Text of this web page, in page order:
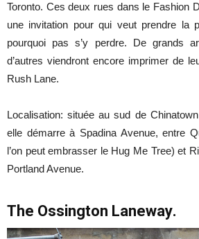
Toronto. Ces deux rues dans le Fashion
une invitation pour qui veut prendre la
pourquoi pas s’y perdre. De grands
d’autres viendront encore imprimer de
Rush Lane.
Localisation: située au sud de
elle démarre à Spadina Avenue, entre
l’on peut embrasser le Hug Me Tree) et
Portland Avenue.
The Ossington Laneway.